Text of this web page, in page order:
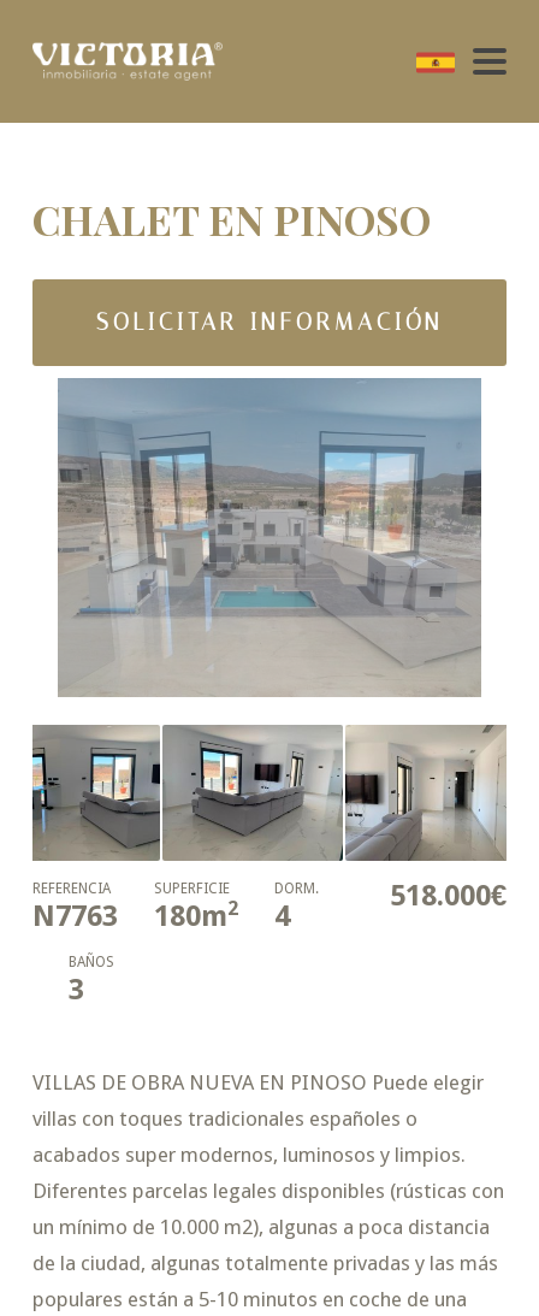
CHALET EN PINOSO
SOLICITAR INFORMACIÓN
518.000€
REFERENCIA
N7763
SUPERFICIE
180m2
DORM.
4
BAÑOS
3
VILLAS DE OBRA NUEVA EN PINOSO Puede elegir
villas con toques tradicionales españoles o
acabados super modernos, luminosos y limpios.
Diferentes parcelas legales disponibles (rústicas con
un mínimo de 10.000 m2), algunas a poca distancia
de la ciudad, algunas totalmente privadas y las más
populares están a 5-10 minutos en coche de una